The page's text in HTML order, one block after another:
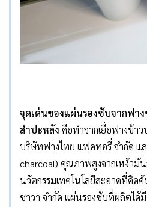
จุดเด่นของแผ่นรองซับจากฟา
สำปะหลัง คือทำจากเยื่อฟางข้า
บริษัทฟางไทย แฟคทอรี่ จำกัด แ
charcoal) คุณภาพสูงจากเหง้ามั
นวัตกรรมเทคโนโลยีสะอาดที่คิ
ซาวา จำกัด แผ่นรองซับที่ผลิตไ